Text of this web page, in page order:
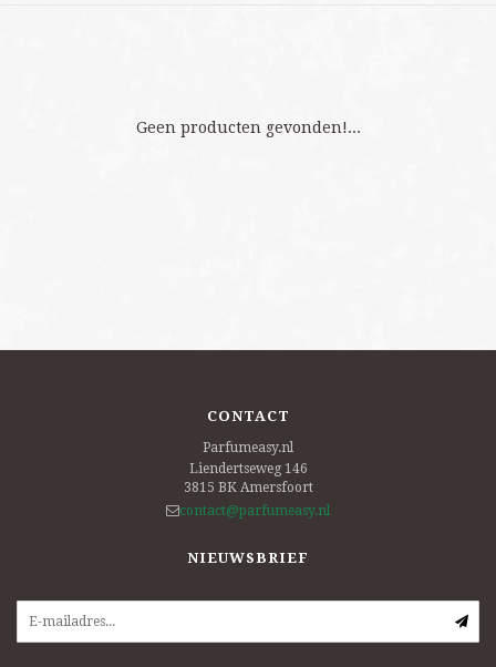
Geen producten gevonden!...
CONTACT
Parfumeasy.nl
Liendertseweg 146
3815 BK Amersfoort
contact@parfumeasy.nl
NIEUWSBRIEF